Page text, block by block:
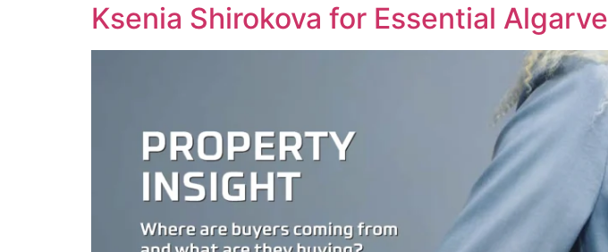
Ksenia Shirokova for Essential Algarve